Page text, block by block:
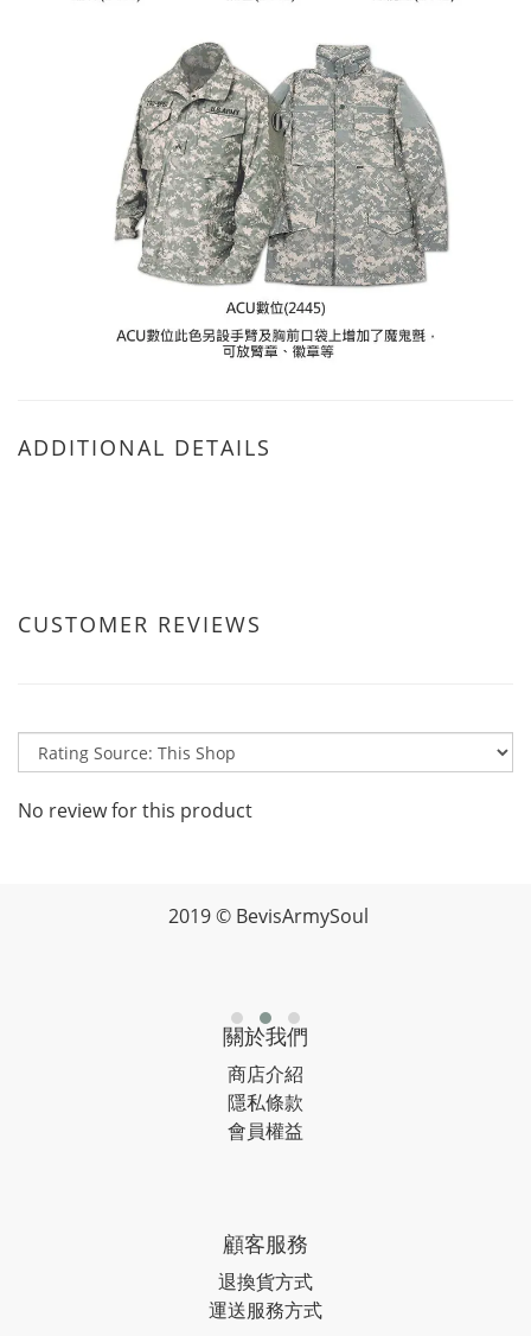
ADDITIONAL DETAILS
CUSTOMER REVIEWS
No review for this product
2019 © BevisArmySoul
關於我們
商店介紹
隱私條款
會員權益
顧客服務
退換貨方式
運送服務方式